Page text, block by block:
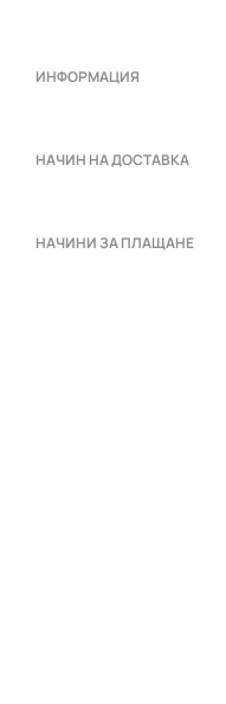
ИНФОРМАЦИЯ
НАЧИН НА ДОСТАВКА
НАЧИНИ ЗА ПЛАЩАНЕ